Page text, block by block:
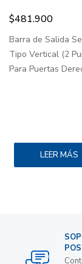
$481.900
Barra de Salida
Tipo Vertical (2
Para Puertas
LEER MÁS